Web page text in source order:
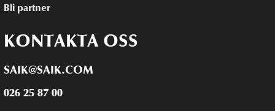
Bli partner
KONTAKTA OSS
SAIK@SAIK.COM
026 25 87 00